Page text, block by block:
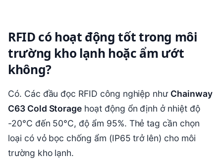
RFID có hoạt động tốt trong môi
trường kho lạnh hoặc ẩm ướt
không?
Có. Các đầu đọc RFID công nghiệp như Chainway
C63 Cold Storage hoạt động ổn định ở nhiệt độ
-20°C đến 50°C, độ ẩm 95%. Thẻ tag cần chọn
loại có vỏ bọc chống ẩm (IP65 trở lên) cho môi
trường kho lạnh.